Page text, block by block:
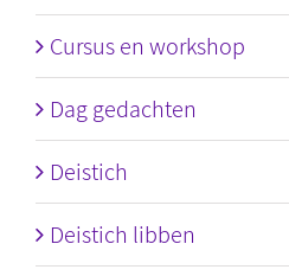
Cursus en workshop
Dag gedachten
Deistich
Deistich libben